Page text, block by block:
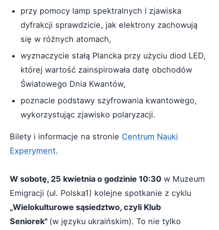
przy pomocy lamp spektralnych i zjawiska
dyfrakcji sprawdzicie, jak elektrony zachowują
się w różnych atomach,
wyznaczycie stałą Plancka przy użyciu diod LED,
której wartość zainspirowała datę obchodów
Światowego Dnia Kwantów,
poznacie podstawy szyfrowania kwantowego,
wykorzystując zjawisko polaryzacji.
Bilety i informacje na stronie Centrum Nauki
Experyment.
W sobotę, 25 kwietnia o godzinie 10:30 w Muzeum
Emigracji (ul. Polska1) kolejne spotkanie z cyklu
„Wielokulturowe sąsiedztwo, czyli Klub
Seniorek" (w języku ukraińskim). To nie tylko